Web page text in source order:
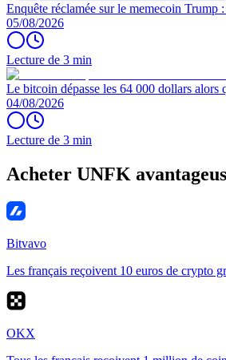
Enquête réclamée sur le memecoin Trump
05/08/2026
Lecture de 3 min
Le bitcoin dépasse les 64 000 dollars alors
04/08/2026
Lecture de 3 min
Acheter UNFK
Bitvavo
Les français reçoivent 10 euros de crypto
OKX